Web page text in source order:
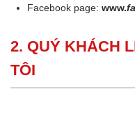
Facebook page:www.
2. QUÝ KHÁCH
TÔI